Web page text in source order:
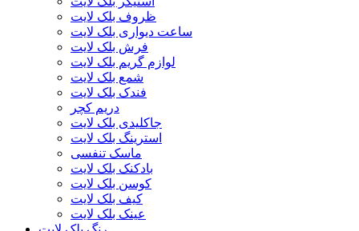
ظروف بلک لایت
ساعت دیواری بلک لایت
فرش بلک لایت
لوازم گریم بلک لایت
شمع بلک لایت
فندک بلک لایت
دریم کچر
جاکلیدی بلک لایت
استرینگ بلک لایت
ماسک تنفسی
بادکنک بلک لایت
کوسن بلک لایت
کیف بلک لایت
عینک بلک لایت